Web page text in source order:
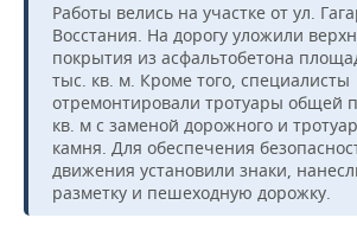
ВОЛЕЙБОЛ
КИБЕРСПОРТ
ФИГУРНОЕ КАТАНИЕ
ВОДНЫЕ ВИДЫ СПОРТА
ИСТОРИЯ
КУЛЬТУРА
МЕДИЦИНА
ОБРАЗОВАНИЕ
СПИСОК ПЕРСОН
СПИСОК КОМПАНИЙ
ПОЛНАЯ ВЕРСИЯ
Работы велись на участке от ул.
Восстания. На дорогу уложили
покрытия из асфальтобетона
тыс. кв. м. Кроме того, специалисты
отремонтировали тротуары общей
кв. м с заменой дорожного и
камня. Для обеспечения
движения установили знаки,
разметку и пешеходную дорожку.